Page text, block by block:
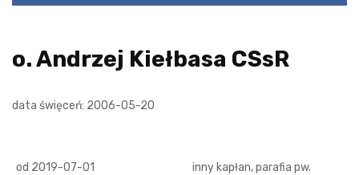
o. Andrzej Kiełbasa CSsR
data święceń: 2006-05-20
od 2019-07-01
inny kapłan, parafia pw.